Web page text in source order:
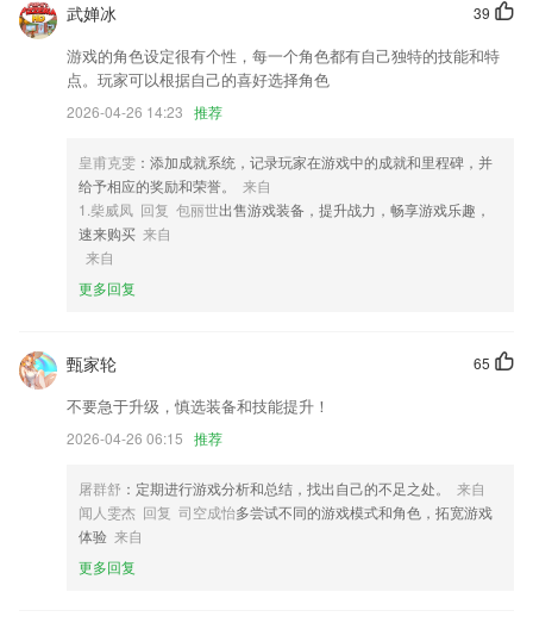
2,线上还有最新的资讯，喜欢阅读的2265用户可以来体验足不出户也能知
晓外面的事件。
3,有语音播报功能，方便收听，并且有多种语言可以挑选；
4,准确直观的数据，提高资源利用率，合作、互利、共赢；
6,事件时间倒序计时
皇冠彩票app下载软件优势
1.·你的学习需求上面基本都可以满足，在线使用和体验
2.童声朗读，内容全面，包含注音。
4.结合儿童的认知和学习特点，自主研发并编排了一套适合孩子学习的课
程结构，让孩子快乐的学习并掌握知识点。
5.生活小工具一应俱全，多重功能
皇冠彩票app下载更新了什么?
小程序微商城订单发货前可编辑商品信息
【】大额打赏角色，即可得白银黄金大盟，亦可得角色卡牌署名d=(￣▽
39
武婵冰
游戏的角色设定很有个性，每一个角色都有自己独特的技能和特
点。玩家可以根据自己的喜好选择角色
2026-04-26 14:23 推荐
皇甫克雯 ：添加成就系统，记录玩家在游戏中的成就和里程碑，并
给予相应的奖励和荣誉。
来自
1.柴威凤 回复 包丽世出售游戏装备，提升战力，畅享游戏乐趣，
速来购买 来自
来自
更多回复
65
甄家轮
不要急于升级，慎选装备和技能提升！
2026-04-26 06:15 推荐
屠群舒 ：定期进行游戏分析和总结，找出自己的不足之处。
来自
闻人雯杰 回复 司空成怡多尝试不同的游戏模式和角色，拓宽游戏
体验 来自
更多回复